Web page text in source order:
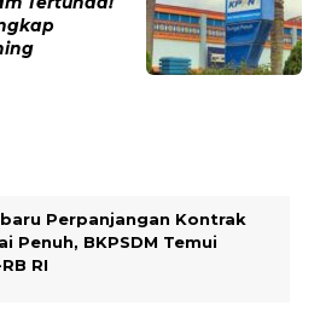
Perpanjangan Kontrak
Penuh, BKPSDM Temui
RI